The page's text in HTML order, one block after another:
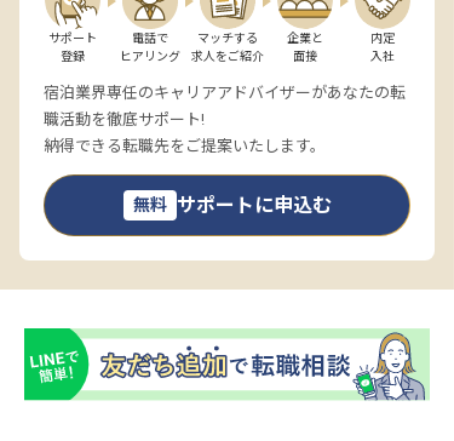
サポート
登録
電話で
ヒアリング
マッチする
求人をご紹介
企業と
面接
内定
入社
宿泊業界専任のキャリアアドバイザーがあなたの転
職活動を徹底サポート!
納得できる転職先をご提案いたします。
無料 サポートに申込む